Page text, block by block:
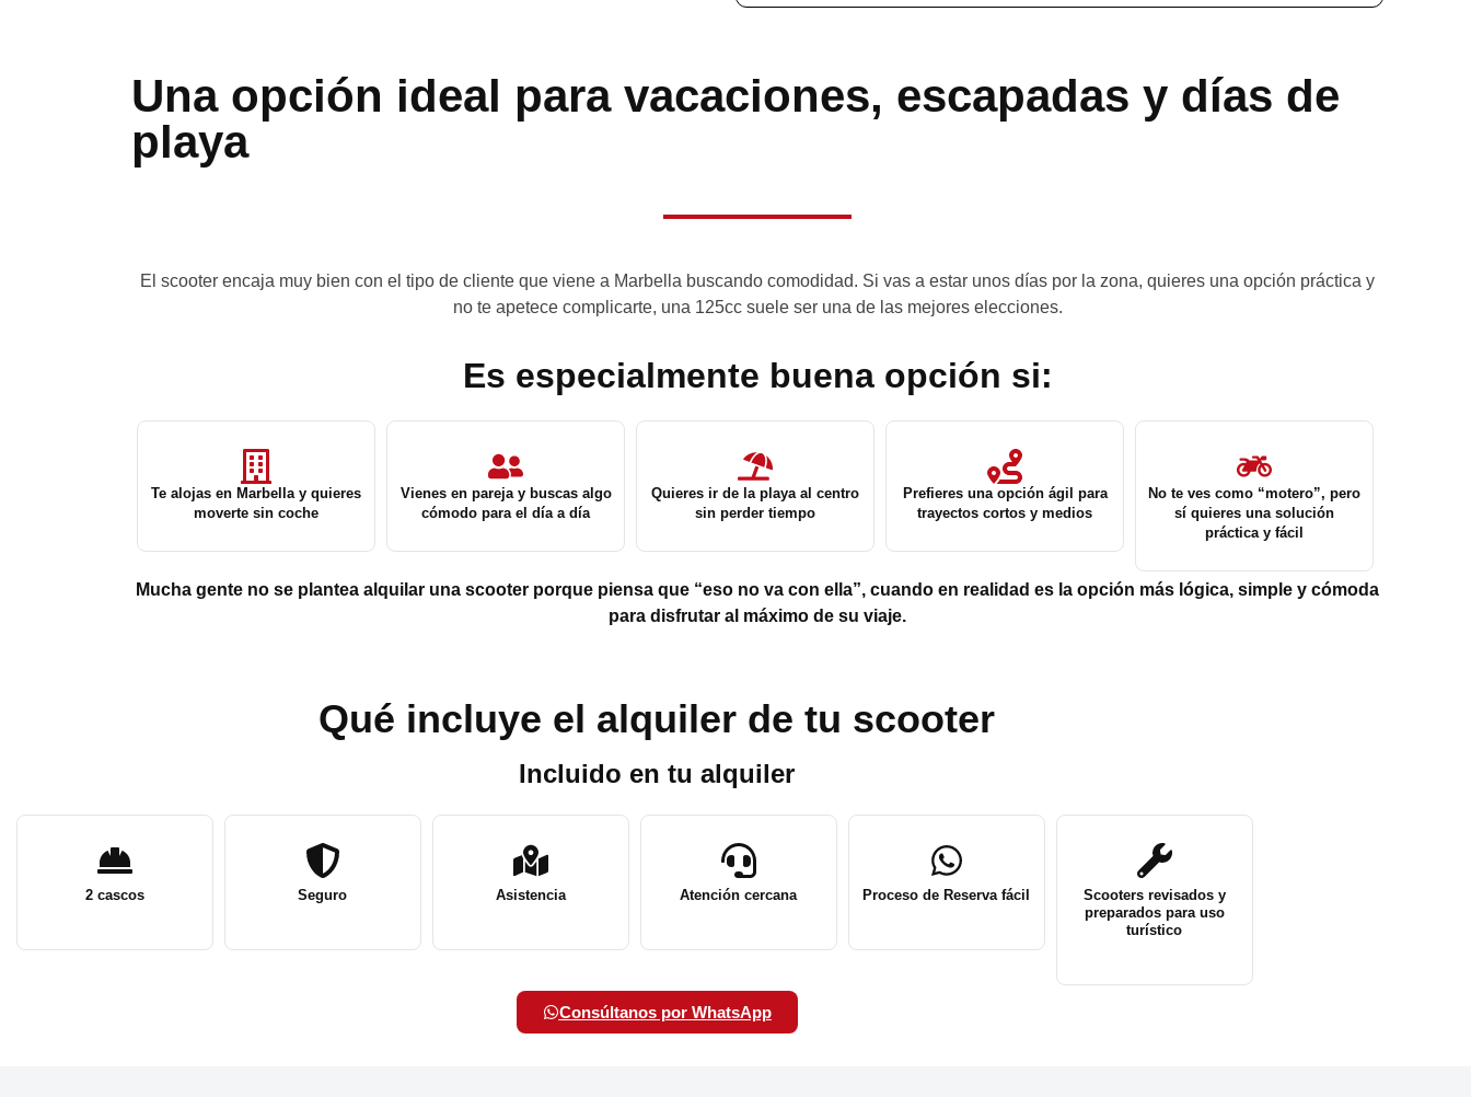
Una opción ideal para vacaciones, escapadas y días de
playa
El scooter encaja muy bien con el tipo de cliente que viene a Marbella buscando comodidad. Si vas a estar unos días por la zona, quieres una opción práctica y
no te apetece complicarte, una 125cc suele ser una de las mejores elecciones.
Es especialmente buena opción si:
Te alojas en Marbella y quieres
moverte sin coche
Vienes en pareja y buscas algo
cómodo para el día a día
Quieres ir de la playa al centro
sin perder tiempo
Prefieres una opción ágil para
trayectos cortos y medios
No te ves como “motero”, pero
sí quieres una solución
práctica y fácil
Mucha gente no se plantea alquilar una scooter porque piensa que “eso no va con ella”, cuando en realidad es la opción más lógica, simple y cómoda
para disfrutar al máximo de su viaje.
Qué incluye el alquiler de tu scooter
Incluido en tu alquiler
2 cascos Seguro Asistencia Atención cercana Proceso de Reserva fácil
Scooters revisados y
preparados para uso
turístico
Consúltanos por WhatsApp